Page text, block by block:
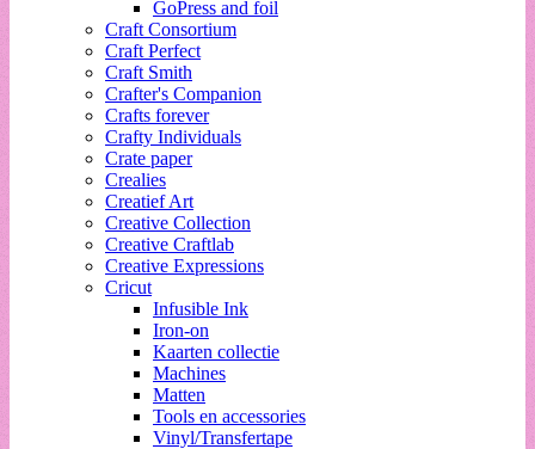
GoPress and foil
Craft Consortium
Craft Perfect
Craft Smith
Crafter's Companion
Crafts forever
Crafty Individuals
Crate paper
Crealies
Creatief Art
Creative Collection
Creative Craftlab
Creative Expressions
Cricut
Infusible Ink
Iron-on
Kaarten collectie
Machines
Matten
Tools en accessories
Vinyl/Transfertape